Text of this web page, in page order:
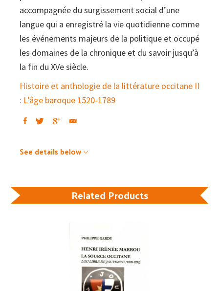
accompagnée du surgissement social d’une
langue qui a enregistré la vie quotidienne comme
les événements majeurs de la politique et occupé
les domaines de la chronique et du savoir jusqu’à
la fin du XVe siècle.
Histoire et anthologie de la littérature occitane II
: L’âge baroque 1520-1789
See details below
Related Products